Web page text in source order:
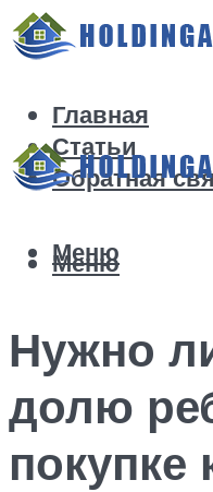
Главная
Статьи
Обратная
Меню
Меню
Нужно
долю
покупке